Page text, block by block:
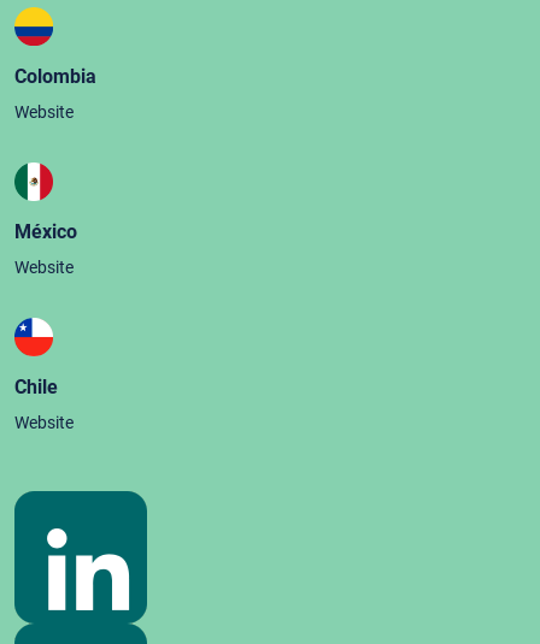
Colombia
Website
México
Website
Chile
Website